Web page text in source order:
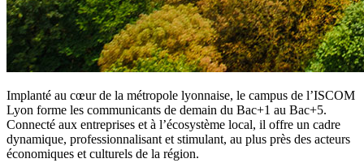
Implanté au cœur de la métropole lyonnaise, le campus de l’ISCOM
Lyon forme les communicants de demain du Bac+1 au Bac+5.
Connecté aux entreprises et à l’écosystème local, il offre un cadre
dynamique, professionnalisant et stimulant, au plus près des acteurs
économiques et culturels de la région.